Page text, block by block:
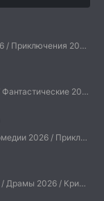
Боевики 2026 / Мелодрамы 2026 / Приключения 2026 / Ужасы 2026 / Фантастические 2026 / Зарубежные фильмы 2026 / Американские фильмы / Фильмы 2026
Боевики 2026 / Триллеры 2026 / Фантастические 2026 / Зарубежные фильмы 2026 / Американские фильмы / Фильмы 2026
Боевики 2026 / Драмы 2026 / Комедии 2026 / Приключения 2026 / Фантастические 2026 / Зарубежные фильмы 2026 / Американские фильмы / Фильмы 2026
Боевики 2026 / Детективы 2026 / Драмы 2026 / Криминальные фильмы 2026 / Триллеры 2026 / Зарубежные фильмы 2026 / Американские фильмы / Фильмы 2026